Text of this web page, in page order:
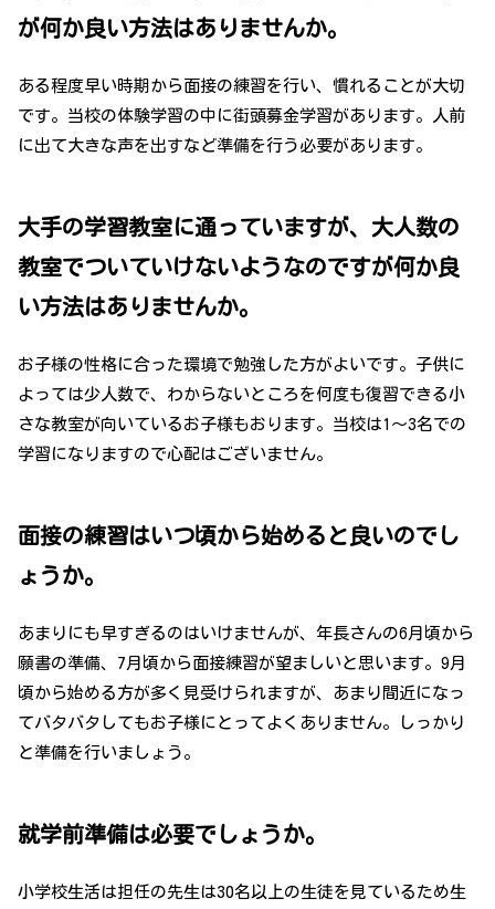
が何か良い方法はありませんか。
ある程度早い時期から面接の練習を行い、慣れることが大切
です。当校の体験学習の中に街頭募金学習があります。人前
に出て大きな声を出すなど準備を行う必要があります。
大手の学習教室に通っていますが、大人数の
教室でついていけないようなのですが何か良
い方法はありませんか。
お子様の性格に合った環境で勉強した方がよいです。子供に
よっては少人数で、わからないところを何度も復習できる小
さな教室が向いているお子様もおります。当校は1～3名での
学習になりますので心配はございません。
面接の練習はいつ頃から始めると良いのでし
ょうか。
あまりにも早すぎるのはいけませんが、年長さんの6月頃から
願書の準備、7月頃から面接練習が望ましいと思います。9月
頃から始める方が多く見受けられますが、あまり間近になっ
てバタバタしてもお子様にとってよくありません。しっかり
と準備を行いましょう。
就学前準備は必要でしょうか。
小学校生活は担任の先生は30名以上の生徒を見ているため生